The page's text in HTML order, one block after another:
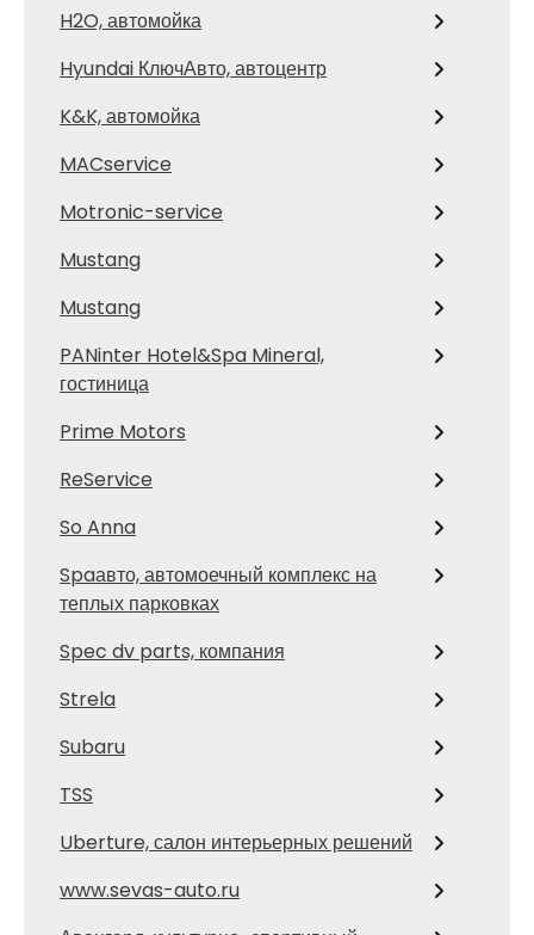
H2O, автомойка
Hyundai КлючАвто, автоцентр
K&K, автомойка
MACservice
Motronic-service
Mustang
Mustang
PANinter Hotel&Spa Mineral,
гостиница
Prime Motors
ReService
So Anna
Spaавто, автомоечный комплекс на
теплых парковках
Spec dv parts, компания
Strela
Subaru
TSS
Uberture, салон интерьерных решений
www.sevas-auto.ru